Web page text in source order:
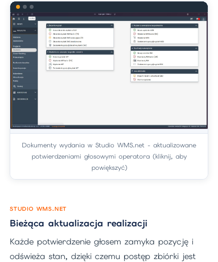
Dokumenty wydania w Studio WMS.net - aktualizowane
potwierdzeniami głosowymi operatora (kliknij, aby
powiększyć)
STUDIO WMS.NET
Bieżąca aktualizacja realizacji
Każde potwierdzenie głosem zamyka pozycję i
odświeża stan, dzięki czemu postęp zbiórki jest